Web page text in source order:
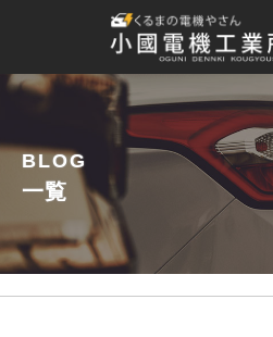
BLOG
一覧